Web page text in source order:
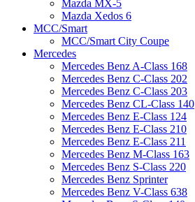
Mazda MX-5
Mazda Xedos 6
MCC/Smart
MCC/Smart City Coupe
Mercedes
Mercedes Benz A-Class 168
Mercedes Benz C-Class 202
Mercedes Benz C-Class 203
Mercedes Benz CL-Class 140
Mercedes Benz E-Class 124
Mercedes Benz E-Class 210
Mercedes Benz E-Class 211
Mercedes Benz M-Class 163
Mercedes Benz S-Class 220
Mercedes Benz Sprinter
Mercedes Benz V-Class 638